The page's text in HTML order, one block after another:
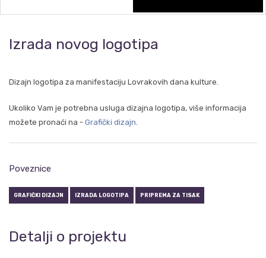
Izrada novog logotipa
Dizajn logotipa za manifestaciju Lovrakovih dana kulture.
Ukoliko Vam je potrebna usluga dizajna logotipa, više informacija
možete pronaći na - Grafički dizajn
Poveznice
GRAFIČKI DIZAJN IZRADA LOGOTIPA PRIPREMA ZA TISAK
Detalji o projektu